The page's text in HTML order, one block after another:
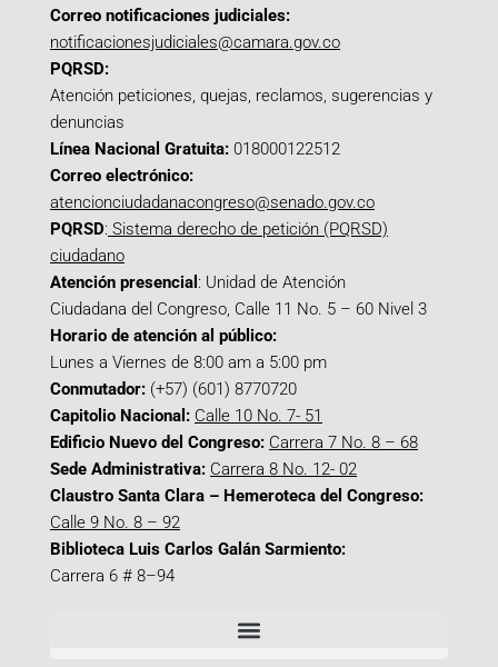
Correo notificaciones judiciales:
notificacionesjudiciales@camara.gov.co
PQRSD:
Atención peticiones, quejas, reclamos, sugerencias y
denuncias
Línea Nacional Gratuita: 018000122512
Correo electrónico:
atencionciudadanacongreso@senado.gov.co
PQRSD: Sistema derecho de petición (PQRSD)
ciudadano
Atención presencial : Unidad de Atención
Ciudadana del Congreso, Calle 11 No. 5 – 60 Nivel 3
Horario de atención al público:
Lunes a Viernes de 8:00 am a 5:00 pm
Conmutador: (+57) (601) 8770720
Capitolio Nacional: Calle 10 No. 7- 51
Edificio Nuevo del Congreso: Carrera 7 No. 8 – 68
Sede Administrativa: Carrera 8 No. 12- 02
Claustro Santa Clara – Hemeroteca del Congreso:
Calle 9 No. 8 – 92
Biblioteca Luis Carlos Galán Sarmiento:
Carrera 6 # 8–94